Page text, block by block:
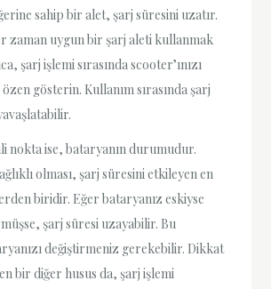
sahip bir alet, şarj süresini uzatır.
zaman uygun bir şarj aleti kullanmak
şarj işlemi sırasında scooter’ınızı
gösterin. Kullanım sırasında şarj
nokta ise, bataryanın durumudur.
olması, şarj süresini etkileyen en
biridir. Eğer bataryanız eskiyse
şarj süresi uzayabilir. Bu
değiştirmeniz gerekebilir. Dikkat
bir diğer husus da, şarj işlemi